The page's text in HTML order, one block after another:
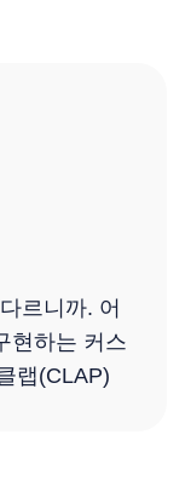
르니까. 어
현하는 커스
랩(CLAP)